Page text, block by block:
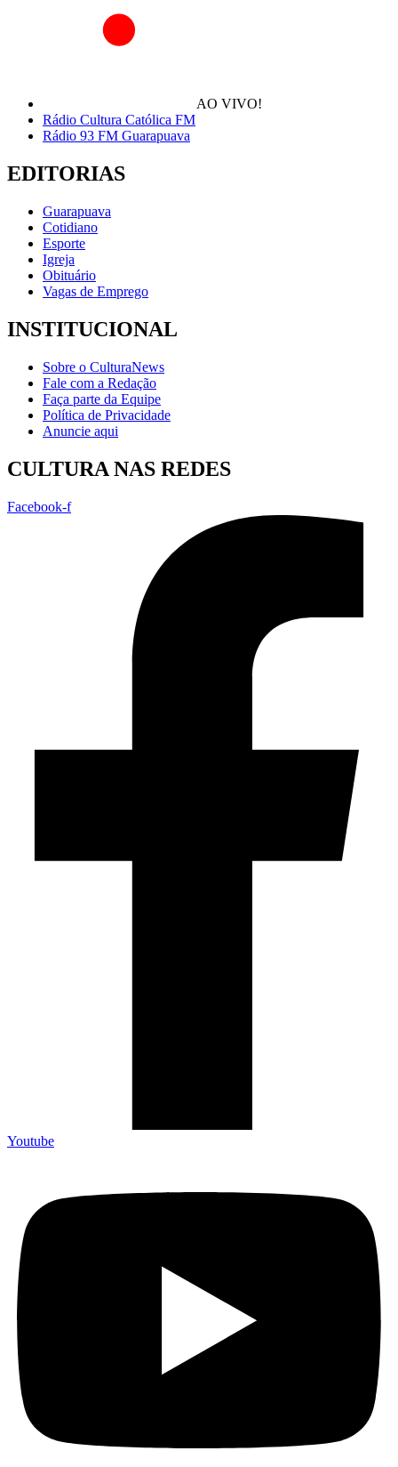
AO VIVO!
Rádio Cultura Católica FM
Rádio 93 FM Guarapuava
EDITORIAS
Guarapuava
Cotidiano
Esporte
Igreja
Obituário
Vagas de Emprego
INSTITUCIONAL
Sobre o CulturaNews
Fale com a Redação
Faça parte da Equipe
Política de Privacidade
Anuncie aqui
CULTURA NAS REDES
Facebook-f
Youtube